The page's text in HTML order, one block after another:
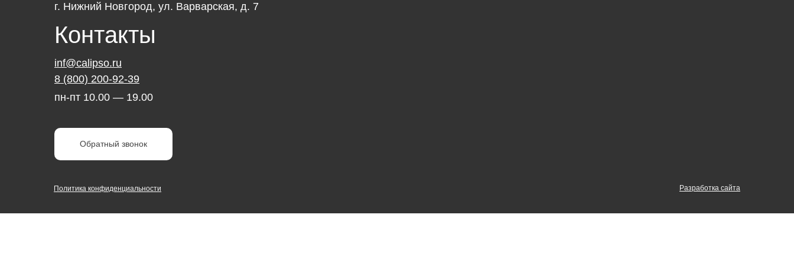
г. Нижний Новгород, ул. Варварская, д. 7
Контакты
inf@calipso.ru
8 (800) 200-92-39
Обратный звонок
Политика конфиденциальности Разработка сайта
пн-пт 10.00 — 19.00